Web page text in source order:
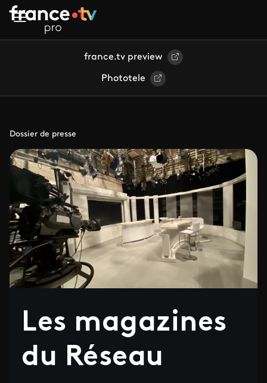
Aller au contenu principal
france.tv preview
Phototele
Dossier de presse
Les magazines
du Réseau